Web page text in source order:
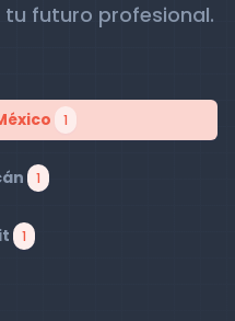
futuro profesional.
1
1
1